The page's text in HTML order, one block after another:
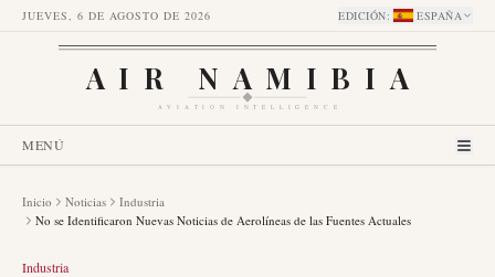
JUEVES, 6 DE AGOSTO DE 2026 EDICIÓN: ESPAÑA
AIR NAMIBIA
AVIATION INTELLIGENCE
MENÚ
Inicio Noticias
Industria
No se Identificaron Nuevas Noticias de Aerolíneas de las Fuentes Actuales
Industria